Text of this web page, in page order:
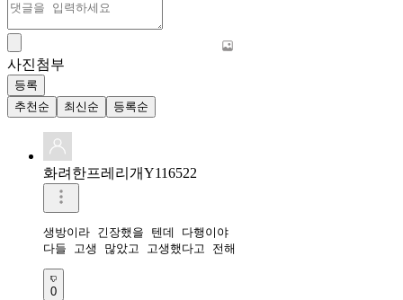
사진첨부
등록
추천순
최신순 등록순
화려한프레리개Y116522
생방이라 긴장했을 텐데 다행이야
다들 고생 많았고 고생했다고 전해
0